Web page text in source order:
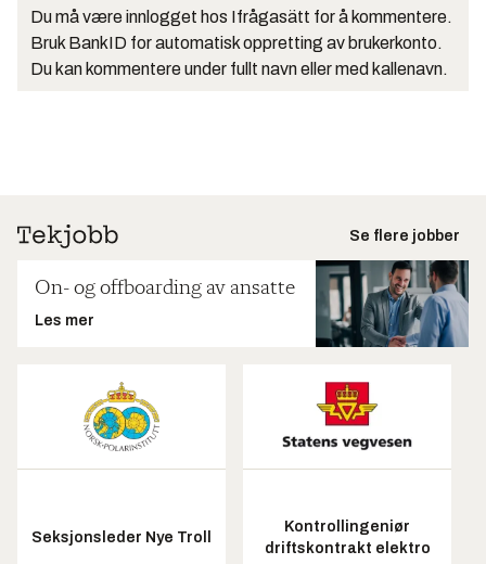
Du må være innlogget hos Ifrågasätt for å kommentere.
Bruk BankID for automatisk oppretting av brukerkonto.
Du kan kommentere under fullt navn eller med kallenavn.
Se flere jobber
On- og offboarding av ansatte
Les mer
Seksjonsleder Nye Troll
Kontrollingeniør
driftskontrakt elektro